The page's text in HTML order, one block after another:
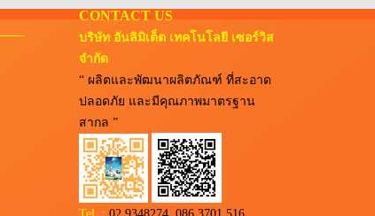
CONTACT US
บริษัท อันลิมิเต็ต เทคโนโลยี เซอร์วิส
จำกัด
“ ผลิตและพัฒนาผลิตภัณฑ์ ที่สะอาด
ปลอดภัย และมีคุณภาพมาตรฐาน
สากล ”